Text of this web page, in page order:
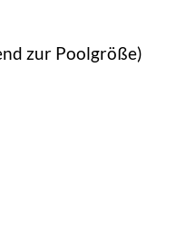
zur Poolgröße)